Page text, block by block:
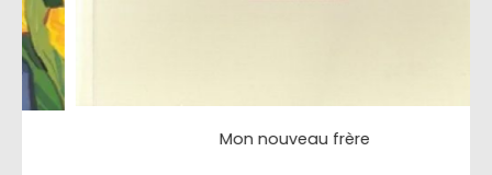
Un sale moment à passer